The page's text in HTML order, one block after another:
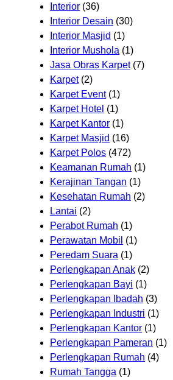
Interior (36)
Interior Desain (30)
Interior Masjid (1)
Interior Mushola (1)
Jasa Obras Karpet(7)
Karpet(2)
Karpet Event(1)
Karpet Hotel (1)
Karpet Kantor (1)
Karpet Masjid (16)
Karpet Polos (472)
Keamanan Rumah (1)
Kerajinan Tangan (1)
Kesehatan Rumah (2)
Lantai (2)
Perabot Rumah (1)
Perawatan Mobil (1)
Peredam Suara (1)
Perlengkapan Anak (2)
Perlengkapan Bayi (1)
Perlengkapan Ibadah (3)
Perlengkapan Industri (1)
Perlengkapan Kantor (1)
Perlengkapan Pameran (1)
Perlengkapan Rumah (4)
Rumah Tangga (1)